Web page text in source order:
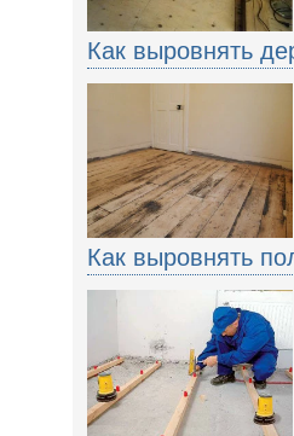
Как выровнять
Как выровнять